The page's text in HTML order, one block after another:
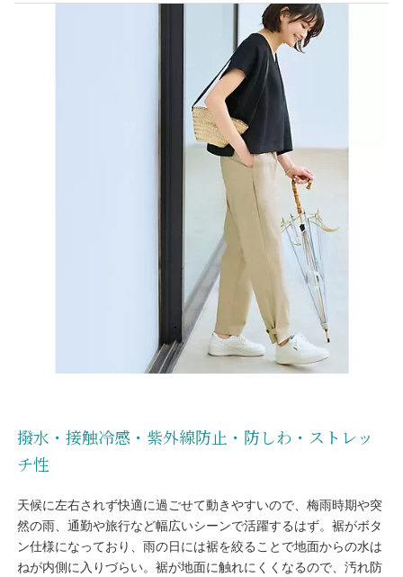
撥水・接触冷感・紫外線防止・防しわ・ストレッ
チ性
天候に左右されず快適に過ごせて動きやすいので、梅雨時期や突
然の雨、通勤や旅行など幅広いシーンで活躍するはず。裾がボタ
ン仕様になっており、雨の日には裾を絞ることで地面からの水は
ねが内側に入りづらい。裾が地面に触れにくくなるので、汚れ防